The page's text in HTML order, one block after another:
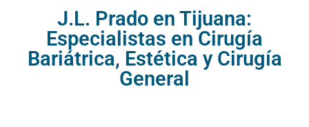
J.L. Prado en Tijuana:
Especialistas en Cirugía
Bariátrica, Estética y Cirugía
General